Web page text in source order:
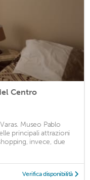
Centro
Museo Pablo
principali attrazioni
invece, due
Verifica disponibilità